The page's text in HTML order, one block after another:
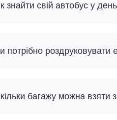
знайти свій автобус у
потрібно роздруковувати
багажу можна